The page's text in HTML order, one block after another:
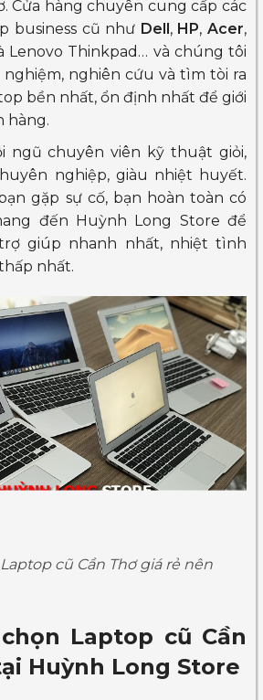
Cửa hàng chuyên cung cấp các
business cũ như Dell, HP, Acer,
Lenovo Thinkpad… và chúng tôi
nghiên cứu và tìm tòi ra
bền nhất, ổn định nhất để giới
hàng.
ngũ chuyên viên kỹ thuật giỏi,
nghiệp, giàu nhiệt huyết.
gặp sự cố, bạn hoàn toàn có
đến Huỳnh Long Store để
giúp nhanh nhất, nhiệt tình
nhất.
cũ Cần Thơ giá rẻ nên
Laptop cũ Cần
Huỳnh Long Store